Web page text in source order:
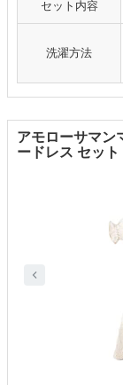
セット内容
洗濯方法
アモローサマン
ードレス セット